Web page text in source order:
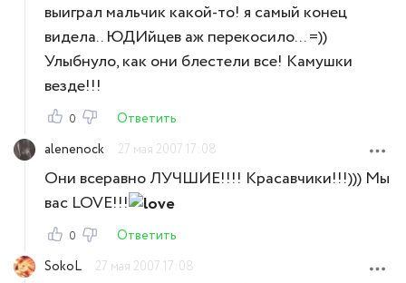
выиграл мальчик какой-то! я самый конец
видела.. ЮДИйцев аж перекосило... =))
Улыбнуло, как они блестели все! Камушки
везде!!!
0
Ответить
alenenock
27 мая 2007 17:08
Они всеравно ЛУЧШИЕ!!!! Красавчики!!!))) Мы
вас LOVE!!!
0
Ответить
SokoL
27 мая 2007 17:08